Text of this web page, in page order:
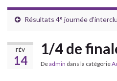
Résultats 4° journée
FÉV
14
1/4 de
Deadmin dans la catégorie